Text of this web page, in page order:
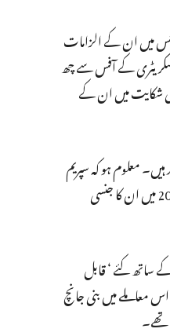
میں ان کے الزامات
کے آفس سے چھ
کورٹ کی سابق ملازم کے ذریعے 19 اپریل 2019 کو درج کرائی گئی شکایت میں ان کے
معلوم ہو کہ سپریم
لکھ‌کر الزام لگایا تھا کہ سی جے آئی جسٹس رنجن گگوئی نے اکتوبر 2018 میں ان کا جنسی
ساتھ کئے ‘ قابل
کو، ان کے شوہر اور فیملی کو اس کا خمیازہ بھگتنا پڑ رہا ہے۔ گزشتہ 26 اپریل کو اس معاملے میں بنی جانچ
تھے۔